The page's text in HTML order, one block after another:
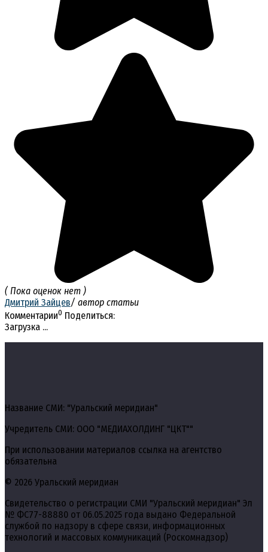
( Пока оценок нет )
Дмитрий Зайцев/ автор статьи
Комментарии0 Поделиться:
Загрузка ...
Название СМИ: "Уральский меридиан"
Учредитель СМИ: ООО "МЕДИАХОЛДИНГ "ЦКТ""
При использовании материалов ссылка на агентство
обязательна
© 2026 Уральский меридиан
Свидетельство о регистрации СМИ "Уральский меридиан" Эл
№ ФС77-88880 от 06.05.2025 года выдано Федеральной
службой по надзору в сфере связи, информационных
технологий и массовых коммуникаций (Роскомнадзор)